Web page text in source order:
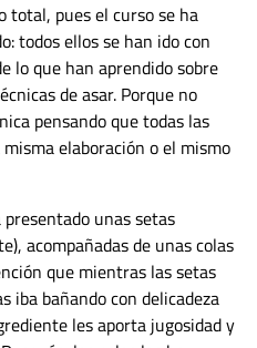
total, pues el curso se ha
todos ellos se han ido con
lo que han aprendido sobre
de asar. Porque no
pensando que todas las
elaboración o el mismo
unas setas
acompañadas de unas colas
que mientras las setas
iba bañando con delicadeza
les aporta jugosidad y